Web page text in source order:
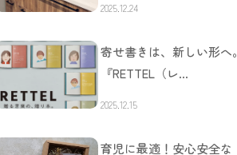
2025.12.24
寄せ書きは、新しい形へ。
『RETTEL（レ…
2025.12.15
育児に最適！安心安全な